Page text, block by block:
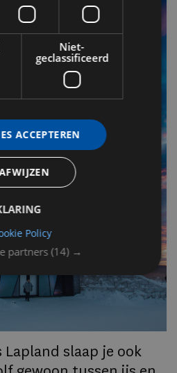
Lapland slaap je ook
partners(14) →
Niet-
geclassificeerd
ACCEPTEREN
Policy